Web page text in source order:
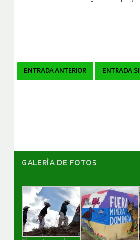
Navegador
ENTRADA ANTERIOR ENTRADA
GALERÌA DE FOTOS